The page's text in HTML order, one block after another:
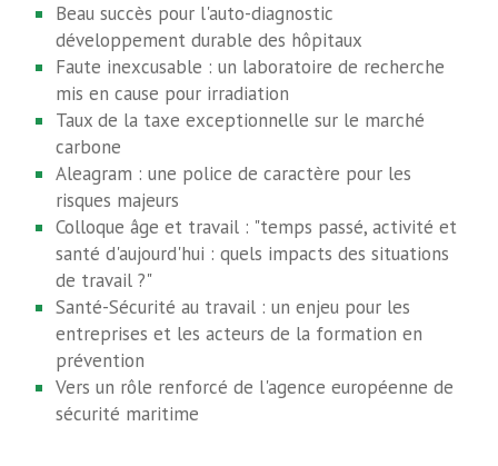
Beau succès pour l'auto-diagnostic
développement durable des hôpitaux
Faute inexcusable : un laboratoire de recherche
mis en cause pour irradiation
Taux de la taxe exceptionnelle sur le marché
carbone
Aleagram : une police de caractère pour les
risques majeurs
Colloque âge et travail : "temps passé, activité et
santé d'aujourd'hui : quels impacts des situations
de travail ?"
Santé-Sécurité au travail : un enjeu pour les
entreprises et les acteurs de la formation en
prévention
Vers un rôle renforcé de l'agence européenne de
sécurité maritime